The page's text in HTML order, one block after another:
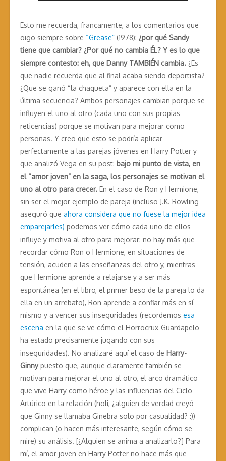
Esto me recuerda, francamente, a los comentarios que
oigo siempre sobre “Grease” (1978): ¿por qué Sandy
tiene que cambiar? ¿Por qué no cambia ÉL? Y es lo que
siempre contesto: eh, que Danny TAMBIÉN cambia. ¿Es
que nadie recuerda que al final acaba siendo deportista?
¿Que se ganó “la chaqueta” y aparece con ella en la
última secuencia? Ambos personajes cambian porque se
influyen el uno al otro (cada uno con sus propias
reticencias) porque se motivan para mejorar como
personas. Y creo que esto se podría aplicar
perfectamente a las parejas jóvenes en Harry Potter y
que analizó Vega en su post: bajo mi punto de vista, en
el “amor joven” en la saga, los personajes se motivan el
uno al otro para crecer. En el caso de Ron y Hermione,
sin ser el mejor ejemplo de pareja (incluso J.K. Rowling
aseguró que ahora considera que no fuese la mejor idea
emparejarles) podemos ver cómo cada uno de ellos
influye y motiva al otro para mejorar: no hay más que
recordar cómo Ron o Hermione, en situaciones de
tensión, acuden a las enseñanzas del otro y, mientras
que Hermione aprende a relajarse y a ser más
espontánea (en el libro, el primer beso de la pareja lo da
ella en un arrebato), Ron aprende a confiar más en sí
mismo y a vencer sus inseguridades (recordemos esa
escena en la que se ve cómo el Horrocrux-Guardapelo
ha estado precisamente jugando con sus
inseguridades). No analizaré aquí el caso de Harry-
Ginnypuesto que, aunque claramente también se
motivan para mejorar el uno al otro, el arco dramático
que vive Harry como héroe y las influencias del Ciclo
Artúrico en la relación (holi, ¿alguien de verdad creyó
que Ginny se llamaba Ginebra solo por casualidad? :))
complican (o hacen más interesante, según cómo se
mire) su análisis. [¿Alguien se anima a analizarlo?] Para
mí, el amor joven en Harry Potter no hace más que